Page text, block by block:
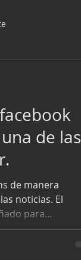
EMAIL
de las
de manera
noticias. El
para...